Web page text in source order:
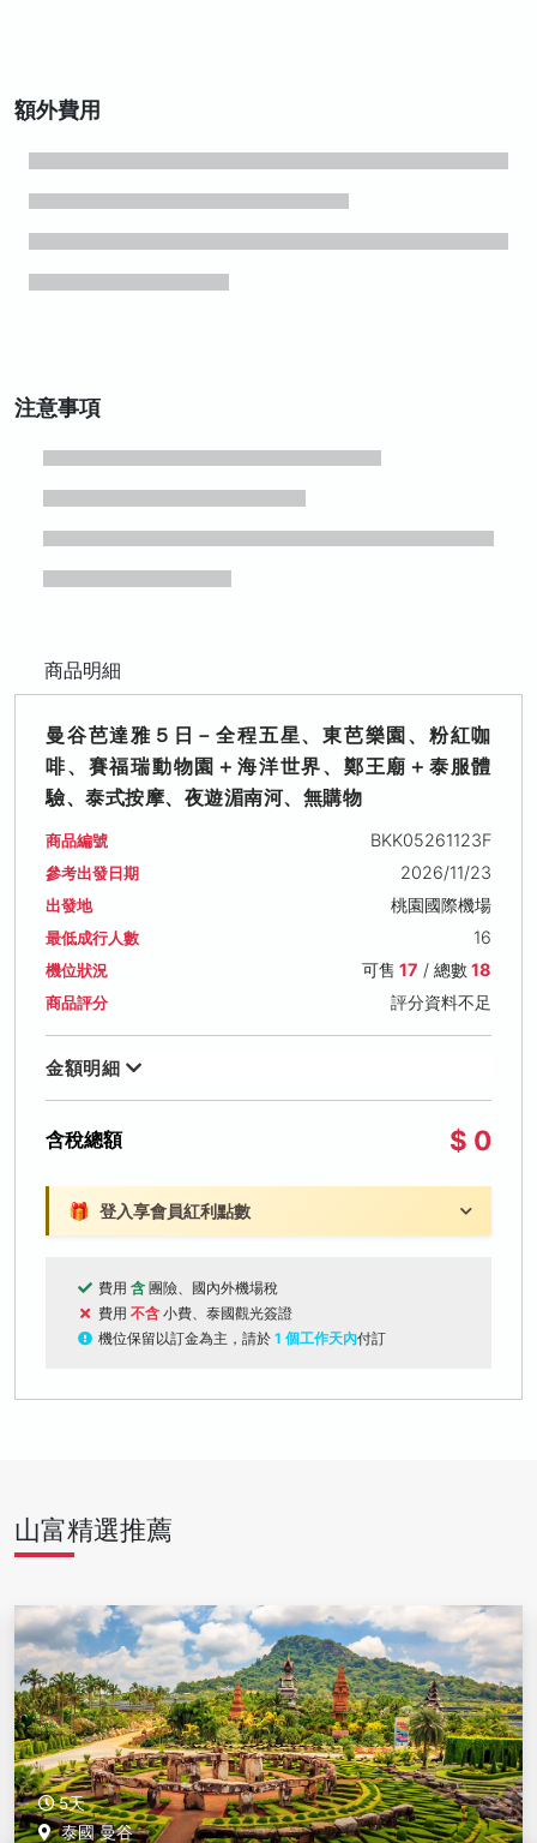
額外費用
注意事項
商品明細
曼谷芭達雅５日－全程五星、東芭樂園、粉紅咖
啡、賽福瑞動物園＋海洋世界、鄭王廟＋泰服體
驗、泰式按摩、夜遊湄南河、無購物
商品編號 BKK05261123F
參考出發日期 2026/11/23
出發地 桃園國際機場
最低成行人數 16
機位狀況 可售 17 / 總數18
商品評分 評分資料不足
金額明細
含稅總額 $ 0
🎁 登入享會員紅利點數
費用 含 團險、國內外機場稅
費用 不含 小費、泰國觀光簽證
機位保留以訂金為主，請於 1 個工作天內付訂
山富精選推薦
5天
泰國 曼谷